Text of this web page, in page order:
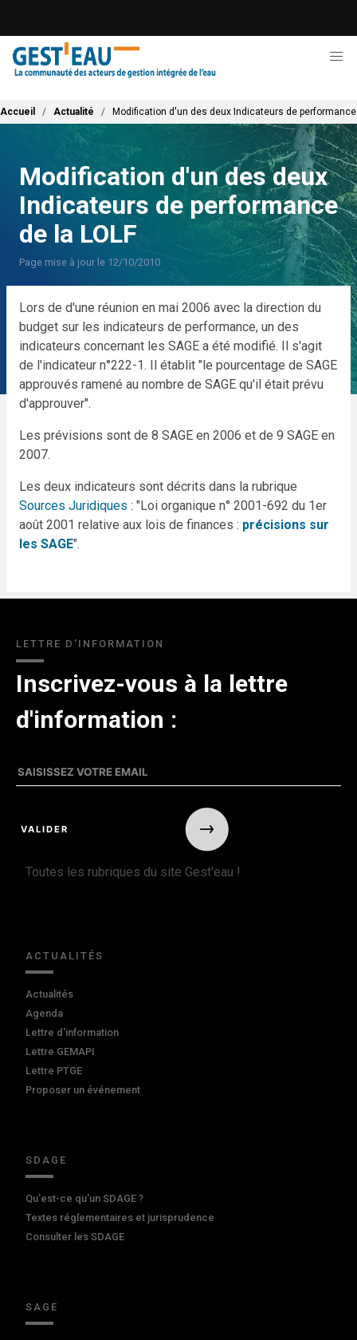
contenu
principal
Fil d'Ariane
Accueil Actualité Modification d'un des deux Indicateurs de performance
Modification d'un des deux
Indicateurs de performance
de la LOLF
Page mise à jour le 12/10/2010
Lors de d'une réunion en mai 2006 avec la direction du
budget sur les indicateurs de performance, un des
indicateurs concernant les SAGE a été modifié. Il s'agit
de l'indicateur n°222-1. Il établit "le pourcentage de SAGE
approuvés ramené au nombre de SAGE qu'il était prévu
d'approuver".
Les prévisions sont de 8 SAGE en 2006 et de 9 SAGE en
2007.
Les deux indicateurs sont décrits dans la rubrique
Sources Juridiques : "Loi organique n° 2001-692 du 1er
août 2001 relative aux lois de finances : précisions sur
les SAGE".
LETTRE D'INFORMATION
Inscrivez-vous à la lettre
d'information :
Toutes les rubriques du site Gest'eau !
ACTUALITÉS
Actualités
Agenda
Lettre d'information
Lettre GEMAPI
Lettre PTGE
Proposer un événement
SDAGE
Qu'est-ce qu'un SDAGE ?
Textes réglementaires et jurisprudence
Consulter les SDAGE
SAGE